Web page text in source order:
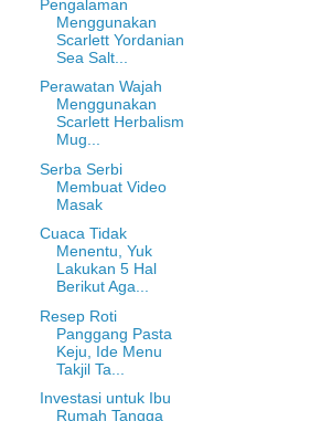
Pengalaman
Menggunakan
Scarlett Yordanian
Sea Salt...
Perawatan Wajah
Menggunakan
Scarlett Herbalism
Mug...
Serba Serbi
Membuat Video
Masak
Cuaca Tidak
Menentu, Yuk
Lakukan 5 Hal
Berikut Aga...
Resep Roti
Panggang Pasta
Keju, Ide Menu
Takjil Ta...
Investasi untuk Ibu
Rumah Tangga